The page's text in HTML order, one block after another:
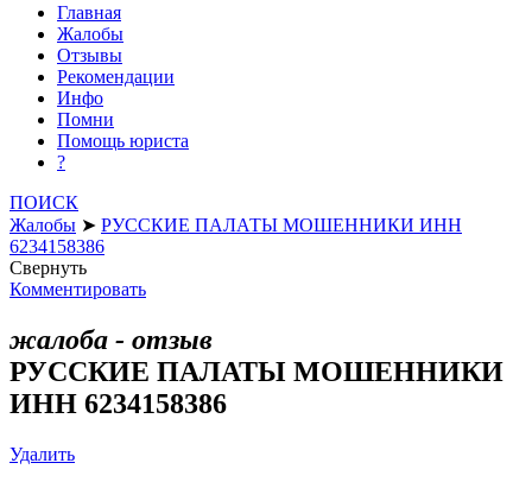
Главная
Жалобы
Отзывы
Рекомендации
Инфо
Помни
Помощь юриста
?
ПОИСК
Жалобы ➤ РУССКИЕ ПАЛАТЫ МОШЕННИКИ ИНН
6234158386
Свернуть
Комментировать
жалоба - отзыв
РУССКИЕ ПАЛАТЫ МОШЕННИКИ
ИНН 6234158386
Удалить